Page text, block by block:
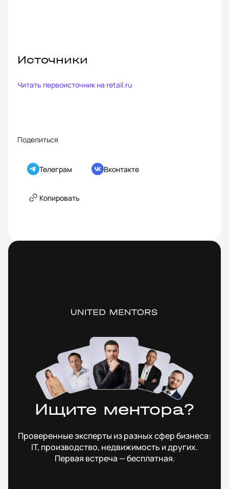
Источники
Читать первоисточник на retail.ru
Поделиться
Телеграм Вконтакте
Копировать
Ищите ментора?
Проверенные эксперты из разных сфер бизнеса:
IT, производство, недвижимость и других.
Первая встреча — бесплатная.